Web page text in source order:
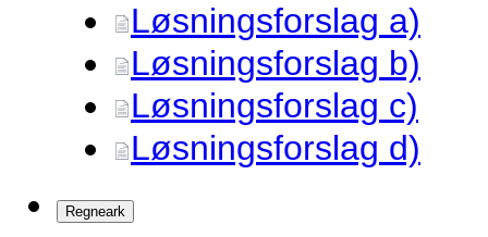
Løsningsforslag a)
Løsningsforslag b)
Løsningsforslag c)
Løsningsforslag d)
Regneark